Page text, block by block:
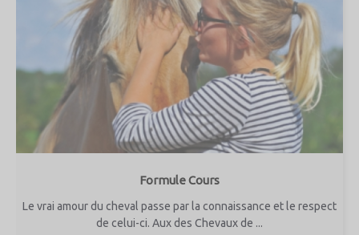
Formule Cours
Le vrai amour du cheval passe par la connaissance et le respect
de celui-ci. Aux des Chevaux de ...